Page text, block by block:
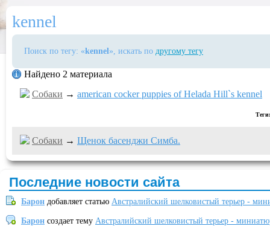
kennel
Поиск по тегу: «kennel», искать по другому тегу
Найдено 2 материала
Собаки → american cocker puppies of Helada Hill`s kennel
Собаки → Щенок басенджи Симба.
Последние новости сайта
Барон добавляет статью Австралийский шелковистый терьер -
Барон создает тему Австралийский шелковистый терьер -